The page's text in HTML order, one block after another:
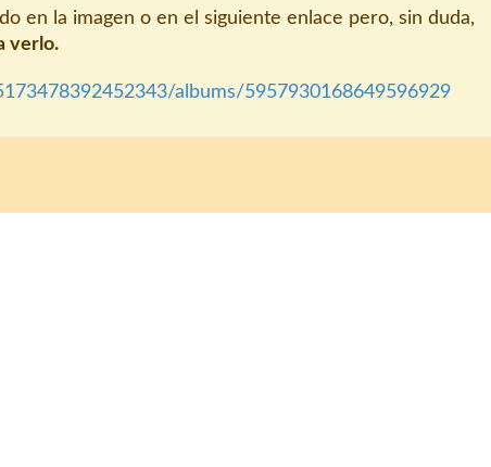
en la imagen o en el siguiente enlace pero, sin duda,
verlo.
albums/5957930168649596929